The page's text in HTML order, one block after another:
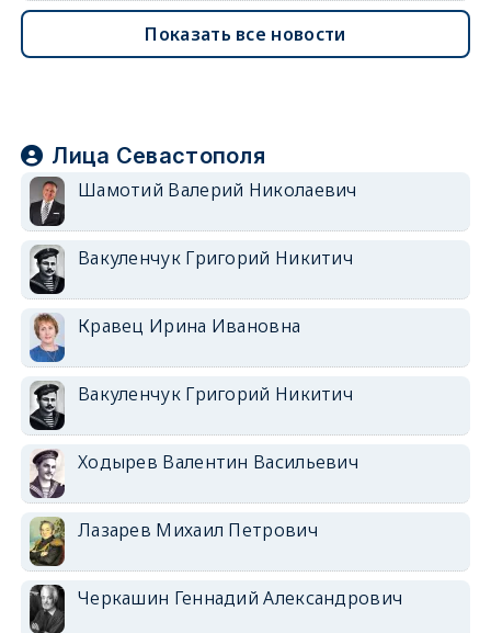
Показать все новости
Лица Севастополя
Шамотий Валерий Николаевич
Вакуленчук Григорий Никитич
Кравец Ирина Ивановна
Вакуленчук Григорий Никитич
Ходырев Валентин Васильевич
Лазарев Михаил Петрович
Черкашин Геннадий Александрович